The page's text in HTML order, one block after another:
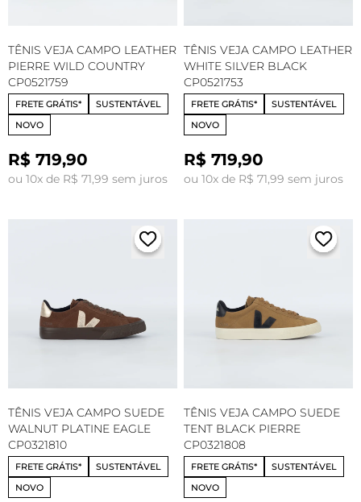
TÊNIS VEJA CAMPO LEATHER
PIERRE WILD COUNTRY
CP0521759
FRETE GRÁTIS*
SUSTENTÁVEL
NOVO
R$ 719,90
ou 10x de R$ 71,99 sem juros
TÊNIS VEJA CAMPO LEATHER
WHITE SILVER BLACK
CP0521753
FRETE GRÁTIS*
SUSTENTÁVEL
NOVO
R$ 719,90
ou 10x de R$ 71,99 sem juros
TÊNIS VEJA CAMPO SUEDE
WALNUT PLATINE EAGLE
CP0321810
FRETE GRÁTIS*
SUSTENTÁVEL
NOVO
TÊNIS VEJA CAMPO SUEDE
TENT BLACK PIERRE
CP0321808
FRETE GRÁTIS*
SUSTENTÁVEL
NOVO